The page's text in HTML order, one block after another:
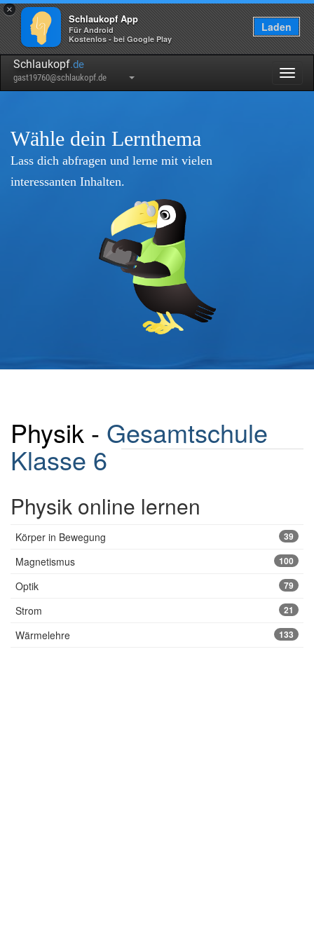
×
Schlaukopf App
Für Android
Kostenlos - bei Google Play
Laden
Schlaukopf.de
gast19760@schlaukopf.de
Wähle dein Lernthema
Lass dich abfragen und lerne mit vielen
interessanten Inhalten.
Physik - Gesamtschule
Klasse 6
Physik online lernen
Körper in Bewegung 39
Magnetismus 100
Optik 79
Strom 21
Wärmelehre 133